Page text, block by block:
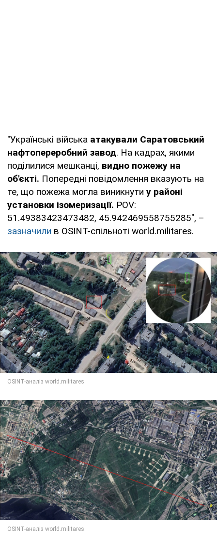
"Українські війська атакували Саратовський
нафтопереробний завод. На кадрах, якими
поділилися мешканці, видно пожежу на
об'єкті. Попередні повідомлення вказують на
те, що пожежа могла виникнути у районі
установки ізомеризації. POV:
51.49383423473482, 45.942469558755285", –
зазначили в OSINT-спільноті world.militares.